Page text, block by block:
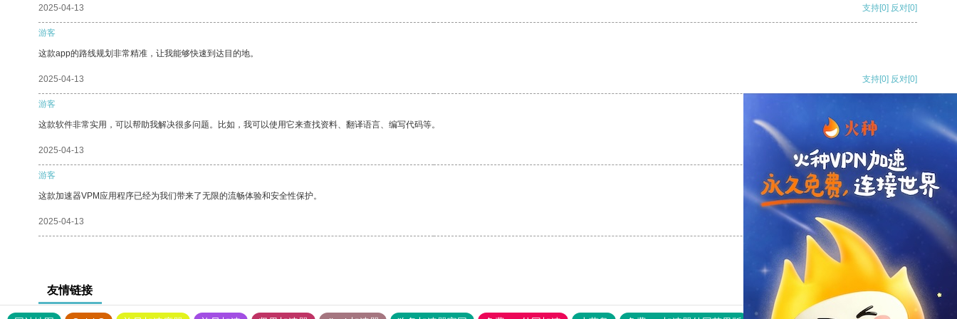
2025-04-13 支持[0] 反对[0]
游客
这款app的路线规划非常精准，让我能够快速到达目的地。
2025-04-13 支持[0] 反对[0]
游客
这款软件非常实用，可以帮助我解决很多问题。比如，我可以使用它来查找资料、翻译语言、编写代码等。
2025-04-13 支持 反对
游客
这款加速器VPM应用程序已经为我们带来了无限的流畅体验和安全性保护。
2025-04-13 [0]
友情链接